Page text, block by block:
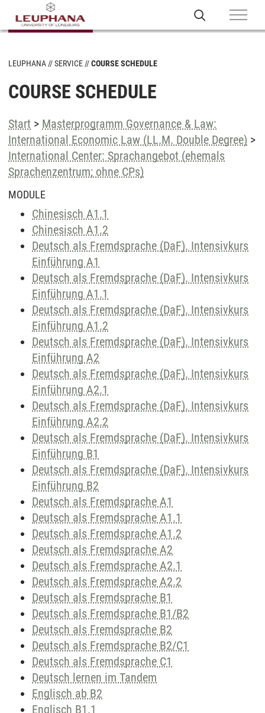
LEUPHANA SERVICE COURSE SCHEDULE
COURSE SCHEDULE
Start > Masterprogramm Governance & Law:
International Economic Law (LL.M. Double Degree) >
International Center: Sprachangebot (ehemals
Sprachenzentrum; ohne CPs)
MODULE
Chinesisch A1.1
Chinesisch A1.2
Deutsch als Fremdsprache (DaF). Intensivkurs
Einführung A1
Deutsch als Fremdsprache (DaF). Intensivkurs
Einführung A1.1
Deutsch als Fremdsprache (DaF). Intensivkurs
Einführung A1.2
Deutsch als Fremdsprache (DaF). Intensivkurs
Einführung A2
Deutsch als Fremdsprache (DaF). Intensivkurs
Einführung A2.1
Deutsch als Fremdsprache (DaF). Intensivkurs
Einführung A2.2
Deutsch als Fremdsprache (DaF). Intensivkurs
Einführung B1
Deutsch als Fremdsprache (DaF). Intensivkurs
Einführung B2
Deutsch als Fremdsprache A1
Deutsch als Fremdsprache A1.1
Deutsch als Fremdsprache A1.2
Deutsch als Fremdsprache A2
Deutsch als Fremdsprache A2.1
Deutsch als Fremdsprache A2.2
Deutsch als Fremdsprache B1
Deutsch als Fremdsprache B1/B2
Deutsch als Fremdsprache B2
Deutsch als Fremdsprache B2/C1
Deutsch als Fremdsprache C1
Deutsch lernen im Tandem
Englisch ab B2
Englisch B1.1